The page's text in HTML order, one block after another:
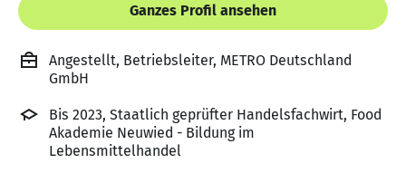
Ganzes Profil ansehen
Angestellt, Betriebsleiter, METRO Deutschland
GmbH
Bis 2023, Staatlich geprüfter Handelsfachwirt, Food
Akademie Neuwied - Bildung im
Lebensmittelhandel